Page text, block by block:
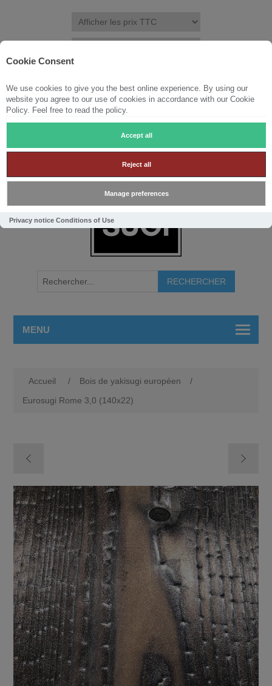
Cookie Consent
We use cookies to give you the best online experience. By using our
website you agree to our use of cookies in accordance with our Cookie
Policy. Feel free to read the policy.
Accept all
Reject all
Manage preferences
Privacy notice Conditions of Use
S'ENREGISTRER CONNEXION LISTE DE SOUHAITS (0)
PANIER (0)
MENU
Accueil / Bois de yakisugi européen
/
Eurosugi Rome 3,0 (140x22)